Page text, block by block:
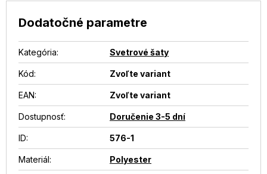
Dodatočné parametre
Kategória: Svetrové šaty
Kód: Zvoľte variant
EAN: Zvoľte variant
Dostupnosť: Doručenie 3-5 dní
ID: 576-1
Materiál: Polyester